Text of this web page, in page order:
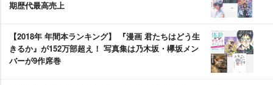
期歴代最高売上
【2018年 年間本ランキング】 『漫画 君たちはどう生
きるか』が152万部超え！ 写真集は乃木坂・欅坂メン
バーが9作席巻